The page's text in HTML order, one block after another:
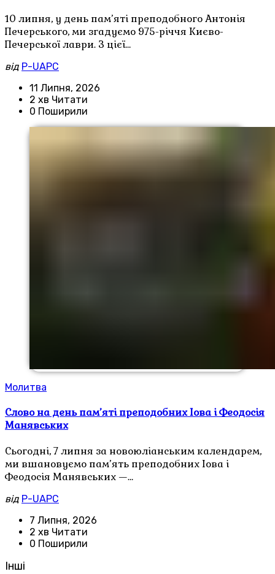
10 липня, у день пам’яті преподобного Антонія
Печерського, ми згадуємо 975-річчя Києво-
Печерської лаври. З цієї…
від P-UAPC
11 Липня, 2026
2 хв Читати
0 Поширили
Молитва
Слово на день пам’яті преподобних Іова і Феодосія
Манявських
Сьогодні, 7 липня за новоюліанським календарем,
ми вшановуємо пам’ять преподобних Іова і
Феодосія Манявських —…
від P-UAPC
7 Липня, 2026
2 хв Читати
0 Поширили
Інші